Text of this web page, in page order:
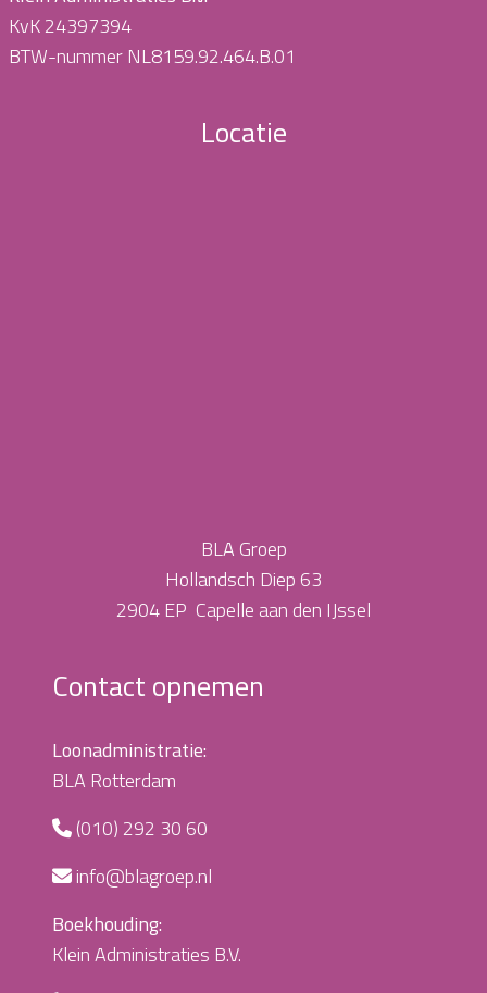
KvK 24397394
BTW-nummer NL8159.92.464.B.01
Locatie
BLA Groep
Hollandsch Diep 63
2904 EP Capelle aan den IJssel
Contact opnemen
Loonadministratie:
BLA Rotterdam
(010) 292 30 60
info@blagroep.nl
Boekhouding:
Klein Administraties B.V.